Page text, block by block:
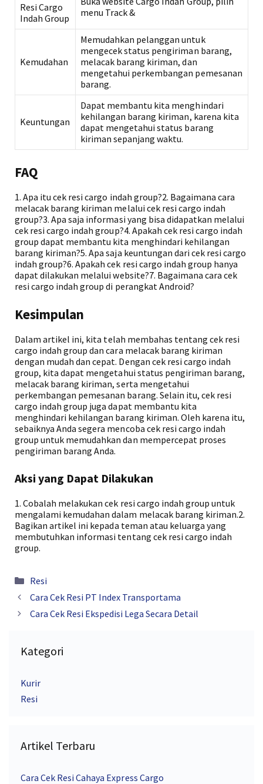
Resi Cargo
Indah Group
menu Track &
Kemudahan
Memudahkan pelanggan untuk
mengecek status pengiriman barang,
melacak barang kiriman, dan
mengetahui perkembangan pemesanan
barang.
Keuntungan
Dapat membantu kita menghindari
kehilangan barang kiriman, karena kita
dapat mengetahui status barang
kiriman sepanjang waktu.
FAQ
1. Apa itu cek resi cargo indah group?2. Bagaimana cara
melacak barang kiriman melalui cek resi cargo indah
group?3. Apa saja informasi yang bisa didapatkan melalui
cek resi cargo indah group?4. Apakah cek resi cargo indah
group dapat membantu kita menghindari kehilangan
barang kiriman?5. Apa saja keuntungan dari cek resi cargo
indah group?6. Apakah cek resi cargo indah group hanya
dapat dilakukan melalui website?7. Bagaimana cara cek
resi cargo indah group di perangkat Android?
Kesimpulan
Dalam artikel ini, kita telah membahas tentang cek resi
cargo indah group dan cara melacak barang kiriman
dengan mudah dan cepat. Dengan cek resi cargo indah
group, kita dapat mengetahui status pengiriman barang,
melacak barang kiriman, serta mengetahui
perkembangan pemesanan barang. Selain itu, cek resi
cargo indah group juga dapat membantu kita
menghindari kehilangan barang kiriman. Oleh karena itu,
sebaiknya Anda segera mencoba cek resi cargo indah
group untuk memudahkan dan mempercepat proses
pengiriman barang Anda.
Aksi yang Dapat Dilakukan
1. Cobalah melakukan cek resi cargo indah group untuk
mengalami kemudahan dalam melacak barang kiriman.2.
Bagikan artikel ini kepada teman atau keluarga yang
membutuhkan informasi tentang cek resi cargo indah
group.
Kategori
Resi
Cara Cek Resi PT Index Transportama
Cara Cek Resi Ekspedisi Lega Secara Detail
Kategori
Kurir
Resi
Artikel Terbaru
Cara Cek Resi Cahaya Express Cargo